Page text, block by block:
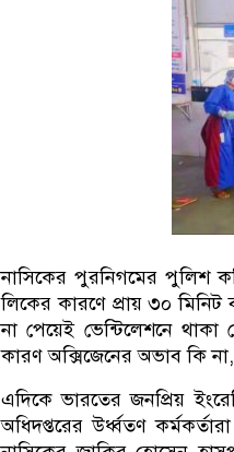
নাসিকের পুরনিগমের পুলিশ
লিকের কারণে প্রায় ৩০
না পেয়েই ভেন্টিলেশনে
কারণ অক্সিজেনের অভাব কি
এদিকে ভারতের জনপ্রিয়
অধিদপ্তরের উর্ধ্বতণ